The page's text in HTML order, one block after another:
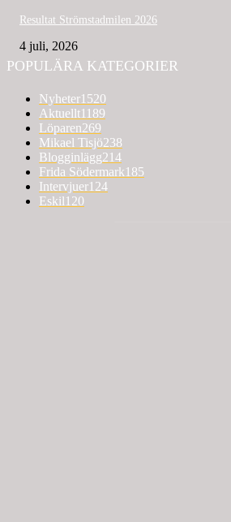
Resultat Strömstadmilen 2026
4 juli, 2026
POPULÄRA KATEGORIER
Nyheter1520
Aktuellt1189
Löparen269
Mikael Tisjö238
Blogginlägg214
Frida Södermark185
Intervjuer124
Eskil120